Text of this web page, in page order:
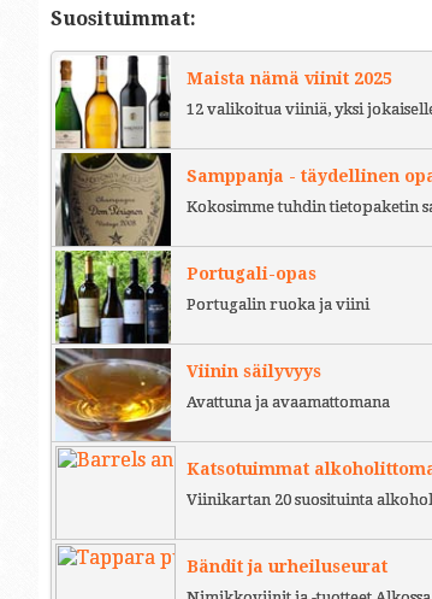
Suosituimmat:
Maista nämä viinit 2025
12 valikoitua viiniä, yksi
Samppanja - täydellinen
Kokosimme tuhdin tietopaketin
Portugali-opas
Portugalin ruoka ja viini
Viinin säilyvyys
Avattuna ja avaamattomana
Katsotuimmat
Viinikartan 20 suosituinta
Bändit ja urheiluseurat